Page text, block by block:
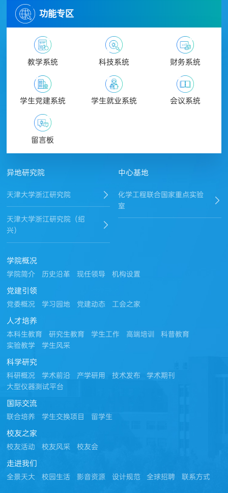
功能专区
教学系统 科技系统 财务系统
学生党建系统 学生就业系统 会议系统
留言板
异地研究院
天津大学浙江研究院
天津大学浙江研究院（绍
兴）
中心基地
化学工程联合国家重点实验
室
学院概况
学院简介 历史沿革 现任领导 机构设置
党建引领
党委概况 学习园地 党建动态 工会之家
人才培养
本科生教育 研究生教育 学生工作 高端培训
科普教育
实验教学
学生风采
科学研究
科研概况 学术前沿 产学研用 技术发布
学术期刊
大型仪器测试平台
国际交流
联合培养 学生交换项目 留学生
校友之家
校友活动 校友风采 校友会
走进我们
全景天大 校园生活 影音资源 设计规范 全球招聘 联系方式